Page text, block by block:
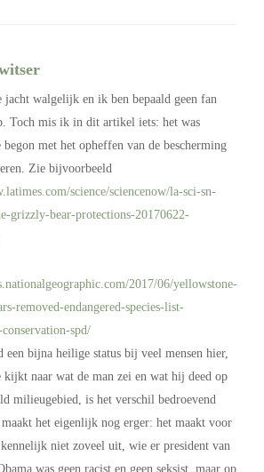
walgelijk en ik ben bepaald geen fan
Toch mis ik in dit artikel iets: het was
begon met het opheffen van de bescherming
Zie bijvoorbeeld
science/sciencenow/la-sci-sn-
grizzly-bear-protections-20170622-
2017/06/yellowstone-
removed-endangered-species-list-
conservation-spd/
een bijna heilige status bij veel mensen hier,
kijkt naar wat de man zei en wat hij deed op
milieugebied, is het verschil bedroevend
het eigenlijk nog erger: het maakt voor
niet zoveel uit, wie er president van
was geen racist en geen seksist, maar op